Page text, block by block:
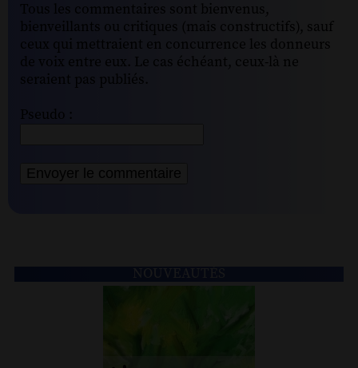
Tous les commentaires sont bienvenus,
bienveillants ou critiques (mais constructifs), sauf
ceux qui mettraient en concurrence les donneurs
de voix entre eux. Le cas échéant, ceux-là ne
seraient pas publiés.
Pseudo :